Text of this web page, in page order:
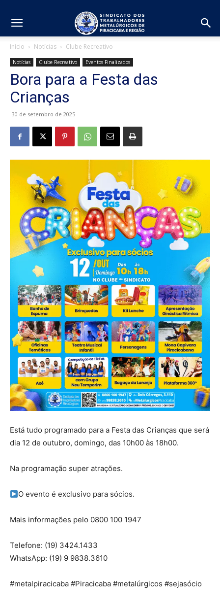
Início Notícias Clube Recreativo
Notícias Clube Recreativo Eventos Finalizados
Bora para a Festa das
Crianças
30 de setembro de 2025
Está tudo programado para a Festa das Crianças que será
dia 12 de outubro, domingo, das 10h00 às 18h00.
Na programação super atrações.
O evento é exclusivo para sócios.
Mais informações pelo 0800 100 1947
Telefone: (19) 3424.1433
WhatsApp: (19) 9 9838.3610
#metalpiracicaba #Piracicaba #metalúrgicos #sejasócio